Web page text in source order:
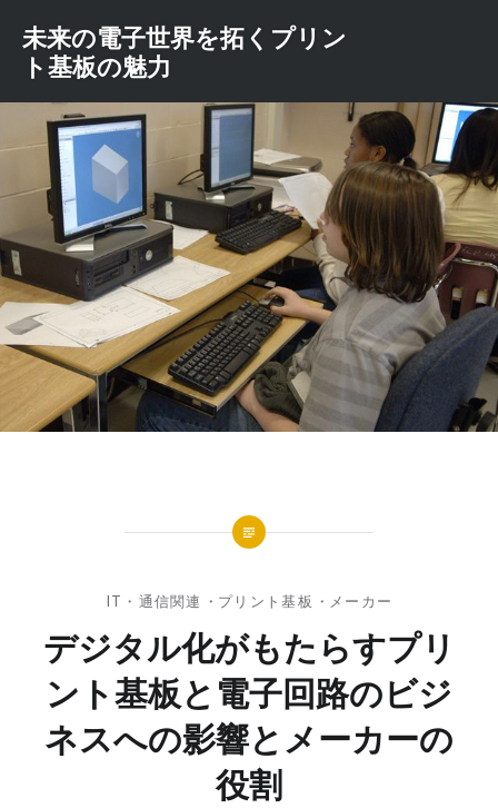
ン
へ
ッ
プ
未来の電子世界を拓くプリン
ト基板の魅力
IT・通信関連 ・ プリント基板 ・ メーカー
デジタル化がもたらすプリ
ント基板と電子回路のビジ
ネスへの影響とメーカーの
役割